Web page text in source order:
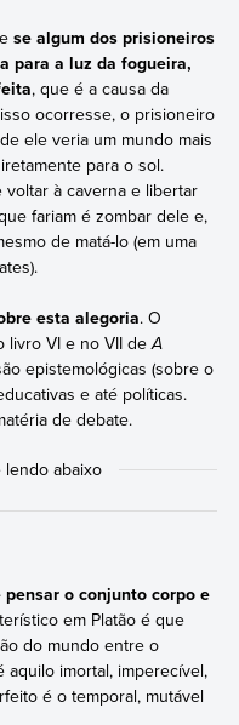
se algum dos prisioneiros
para a luz da fogueira,
, que é a causa da
ocorresse, o prisioneiro
ele veria um mundo mais
para o sol.
à caverna e libertar
fariam é zombar dele e,
de matá-lo (em uma
esta alegoria. O
livro VI e no VII deA
epistemológicas (sobre o
e até políticas.
de debate.
o conjunto corpo e
em Platão é que
do mundo entre o
imortal, imperecível,
é o temporal, mutável